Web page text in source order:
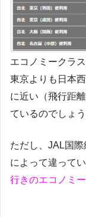
エコノミークラ
東京よりも日本
に近い（飛行距
ているのでしょう
ただし、JAL国
によって違って
行きのエコノミ